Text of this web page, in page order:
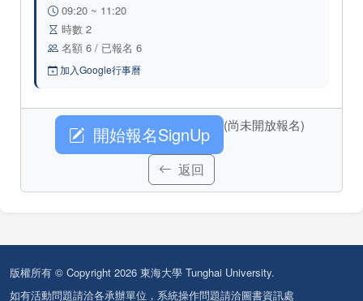
09:20 ~ 11:20
時數 2
名額 6 / 已報名 6
加入Google行事曆
開始報名SignUp (尚未開放報名)
返回
版權所有 © Copyright 2026 東海大學 Tunghai University.
如有活動問題請洽各承辦單位，系統操作問題請洽圖書資訊處